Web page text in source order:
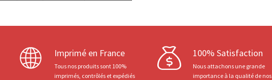
Imprimé en France
Tous nos produits sont 100%
imprimés, contrôlés et expédiés
100% Satisfaction
Nous attachons une grande
importance à la qualité de nos